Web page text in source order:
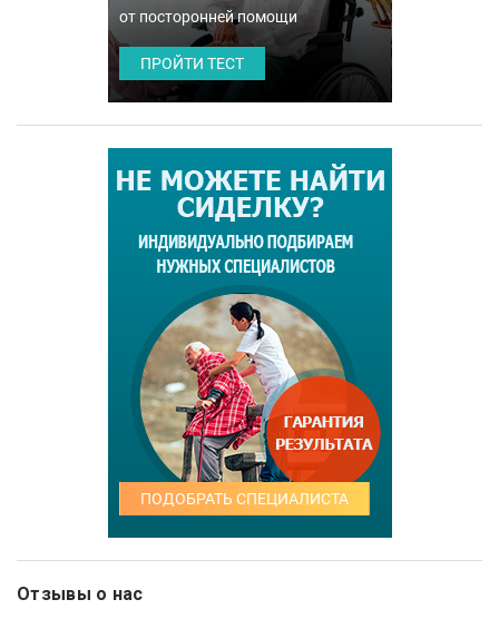
от посторонней помощи
ПРОЙТИ ТЕСТ
ПОДОБРАТЬ СПЕЦИАЛИСТА
Отзывы о нас